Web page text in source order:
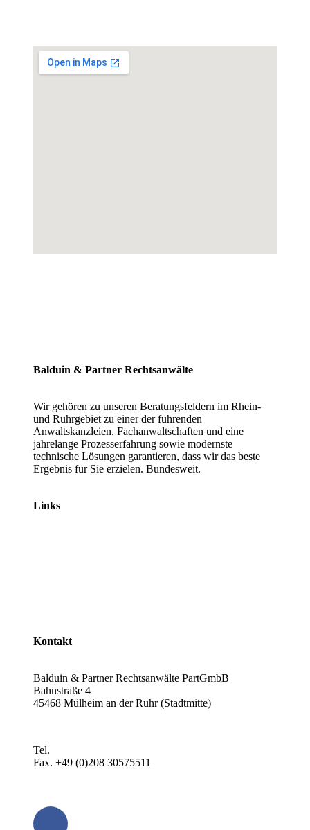
Balduin & Partner Rechtsanwälte
Wir gehören zu unseren Beratungsfeldern im Rhein-
und Ruhrgebiet zu einer der führenden
Anwaltskanzleien. Fachanwaltschaften und eine
jahrelange Prozesserfahrung sowie modernste
technische Lösungen garantieren, dass wir das beste
Ergebnis für Sie erzielen. Bundesweit.
Links
Kontakt
Balduin & Partner Rechtsanwälte PartGmbB
Bahnstraße 4
45468 Mülheim an der Ruhr (Stadtmitte)
Tel.
Fax. +49 (0)208 30575511